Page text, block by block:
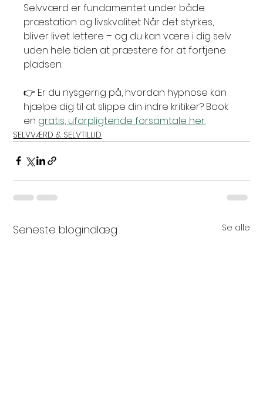
Selvværd er fundamentet under både
præstation og livskvalitet. Når det styrkes,
bliver livet lettere – og du kan være i dig selv
uden hele tiden at præstere for at fortjene
pladsen.
👉 Er du nysgerrig på, hvordan hypnose kan
hjælpe dig til at slippe din indre kritiker? Book
en gratis, uforpligtende forsamtale her.
SELVVÆRD & SELVTILLID
Seneste blogindlæg Se alle